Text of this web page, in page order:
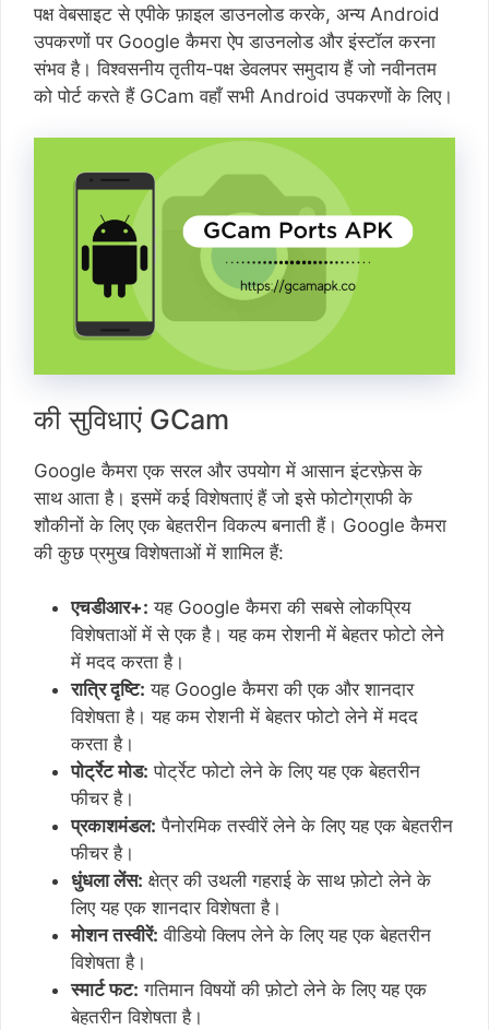
पक्ष वेबसाइट से एपीके फ़ाइल डाउनलोड करके, अन्य Android
उपकरणों पर Google कैमरा ऐप डाउनलोड और इंस्टॉल करना
संभव है। विश्वसनीय तृतीय-पक्ष डेवलपर समुदाय हैं जो नवीनतम
को पोर्ट करते हैं GCam वहाँ सभी Android उपकरणों के लिए।
की सुविधाएं GCam
Google कैमरा एक सरल और उपयोग में आसान इंटरफ़ेस के
साथ आता है। इसमें कई विशेषताएं हैं जो इसे फोटोग्राफी के
शौकीनों के लिए एक बेहतरीन विकल्प बनाती हैं। Google कैमरा
की कुछ प्रमुख विशेषताओं में शामिल हैं:
एचडीआर+: यह Google कैमरा की सबसे लोकप्रिय
विशेषताओं में से एक है। यह कम रोशनी में बेहतर फोटो लेने
में मदद करता है।
रात्रि दृष्टि: यह Google कैमरा की एक और शानदार
विशेषता है। यह कम रोशनी में बेहतर फोटो लेने में मदद
करता है।
पोर्ट्रेट मोड: पोर्ट्रेट फोटो लेने के लिए यह एक बेहतरीन
फीचर है।
प्रकाशमंडल: पैनोरमिक तस्वीरें लेने के लिए यह एक बेहतरीन
फीचर है।
धुंधला लेंस: क्षेत्र की उथली गहराई के साथ फ़ोटो लेने के
लिए यह एक शानदार विशेषता है।
मोशन तस्वीरें: वीडियो क्लिप लेने के लिए यह एक बेहतरीन
विशेषता है।
स्मार्ट फट: गतिमान विषयों की फ़ोटो लेने के लिए यह एक
बेहतरीन विशेषता है।